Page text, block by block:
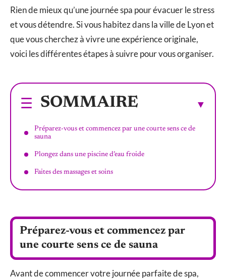
Rien de mieux qu’une journée spa pour évacuer le stress
et vous détendre. Si vous habitez dans la ville de Lyon et
que vous cherchez à vivre une expérience originale,
voici les différentes étapes à suivre pour vous organiser.
SOMMAIRE
Préparez-vous et commencez par une courte sens ce de
sauna
Plongez dans une piscine d’eau froide
Faites des massages et soins
Préparez-vous et commencez par
une courte sens ce de sauna
Avant de commencer votre journée parfaite de spa,